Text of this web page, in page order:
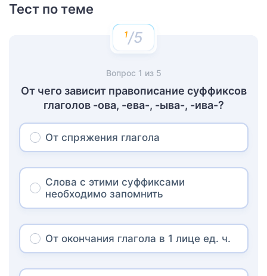
Тест по теме
/5
Вопрос 1 из 5
От чего зависит правописание суффиксов
глаголов -ова, -ева-, -ыва-, -ива-?
От спряжения глагола
Слова с этими суффиксами
необходимо запомнить
От окончания глагола в 1 лице ед. ч.